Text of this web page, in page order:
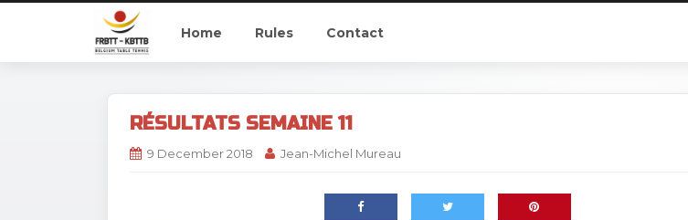
Home Rules Contact
RÉSULTATS SEMAINE 11
9 December 2018 Jean-Michel Mureau